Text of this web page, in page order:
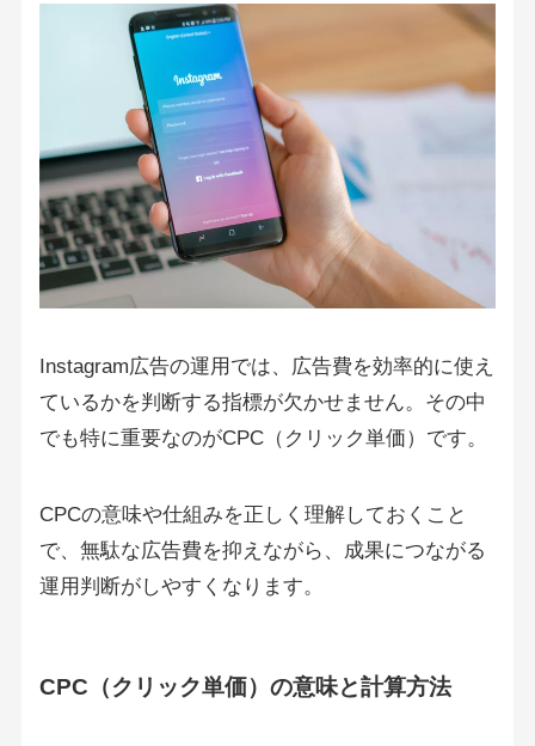
Instagram広告の運用では、広告費を効率的に使え
ているかを判断する指標が欠かせません。その中
でも特に重要なのがCPC（クリック単価）です。
CPCの意味や仕組みを正しく理解しておくこと
で、無駄な広告費を抑えながら、成果につながる
運用判断がしやすくなります。
CPC（クリック単価）の意味と計算方法